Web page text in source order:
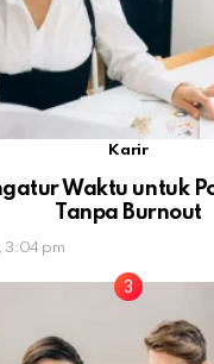
Karir
Waktu untuk
Tanpa Burnout
3:04 pm